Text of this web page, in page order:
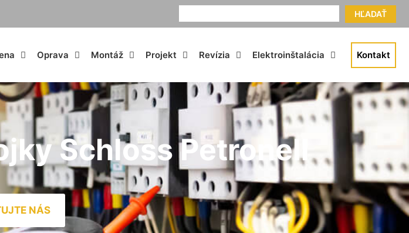
HĽADAŤ
Oprava Montáž Projekt Revízia Elektroinštalácia Kontakt
Schloss Petronell
NÁS